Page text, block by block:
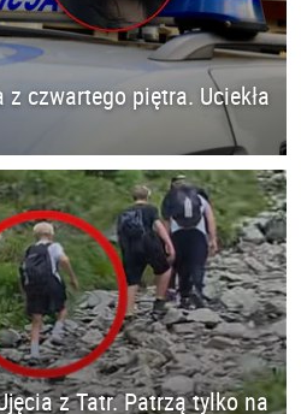
z czwartego piętra. Uciekła
z Tatr. Patrzą tylko na